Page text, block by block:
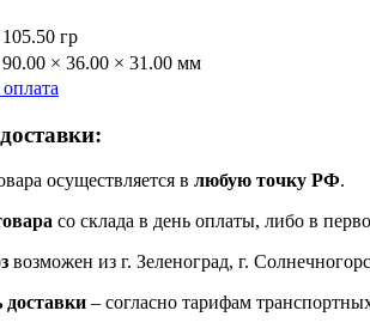
105.50 гр
90.00 × 36.00 × 31.00 мм
осуществляется в любую точку РФ.
со склада в день оплаты, либо в
возможен из г. Зеленоград, г.
– согласно тарифам